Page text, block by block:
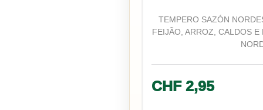
TEMPERO SAZÓN
FEIJÃO, ARROZ, CALDOS
CHF2,95